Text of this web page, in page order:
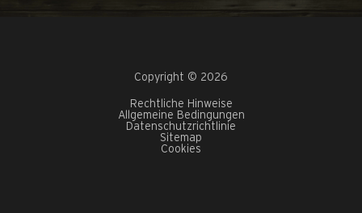
Copyright © 2026
Rechtliche Hinweise
Allgemeine Bedingungen
Datenschutzrichtlinie
Sitemap
Cookies